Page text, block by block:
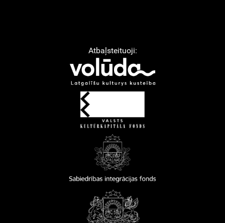
Atbaļsteituoji: